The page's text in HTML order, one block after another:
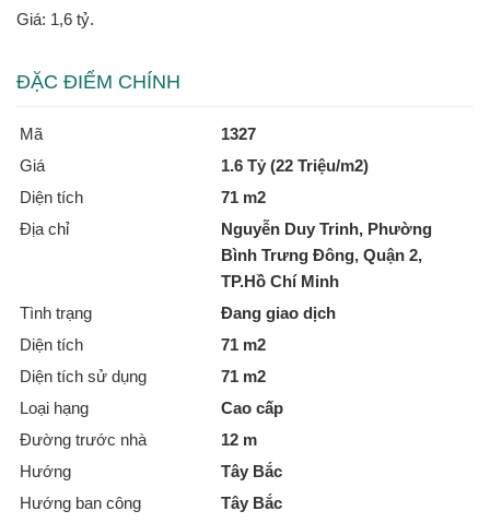
Giá: 1,6 tỷ.
ĐẶC ĐIỂM CHÍNH
Mã
1327
Giá
1.6 Tỷ (22 Triệu/m2)
Diện tích
71 m2
Địa chỉ
Nguyễn Duy Trinh, Phường
Bình Trưng Đông, Quận 2,
TP.Hồ Chí Minh
Tình trạng
Đang giao dịch
Diện tích
71 m2
Diện tích sử dụng
71 m2
Loại hạng
Cao cấp
Đường trước nhà
12 m
Hướng
Tây Bắc
Hướng ban công
Tây Bắc